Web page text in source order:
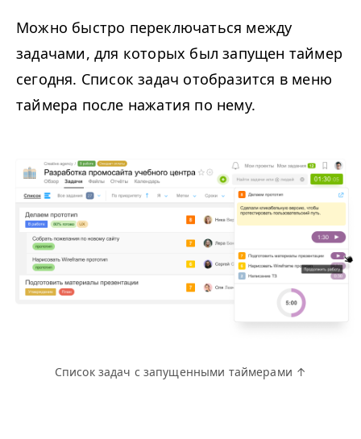
Можно быстро переключаться между
задачами, для которых был запущен таймер
сегодня. Список задач отобразится в меню
таймера после нажатия по нему.
Список задач с запущенными таймерами ↑